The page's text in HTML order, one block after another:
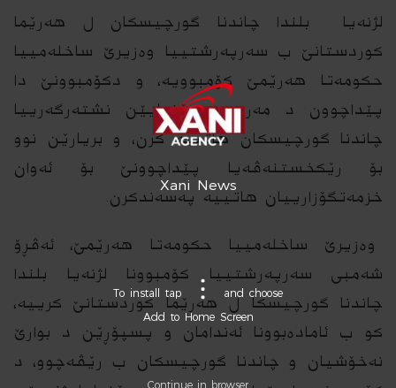
لژنەیا بلندا چاندنا گورچیسكان ل هەرێما
کوردستانێ ب سەرپەرشتییا وەزیرێ ساخله‌مییا
حکومەتا هەرێمێ کۆمبوویه‌، و دكۆمبوونێ دا
پێداچوون د مه‌رج و رێنمایێن نشته‌رگه‌رییا
چاندنا گورچیسكان هاتییه‌ كرن، و بریارێن نوو
بۆ رێكخستنه‌ڤه‌یا پێداچوونێ بۆ ئه‌وان
خزمه‌تگۆزارییان هاتییه‌ په‌سه‌ندكرن.
وەزیرێ ساخله‌مییا حکومەتا هەرێمێ، ئەڤڕۆ
شەمبى سەرپەرشتییا کۆمبوونا لژنەیا بلندا
چاندنا گورچیسكا ل هەرێما کوردستانێ کرییه‌،
کو ب ئامادەبوونا ئەندامان و پسپۆڕێن د بوارێ
نەخۆشیان و چاندنا گورچیسكان ب رێڤه‌چوو، د
Xani News
To install tap
and choose
Add to Home Screen